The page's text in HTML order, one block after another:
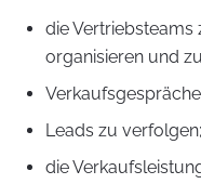
die
organisieren und
Leads zu verfolgen;
die